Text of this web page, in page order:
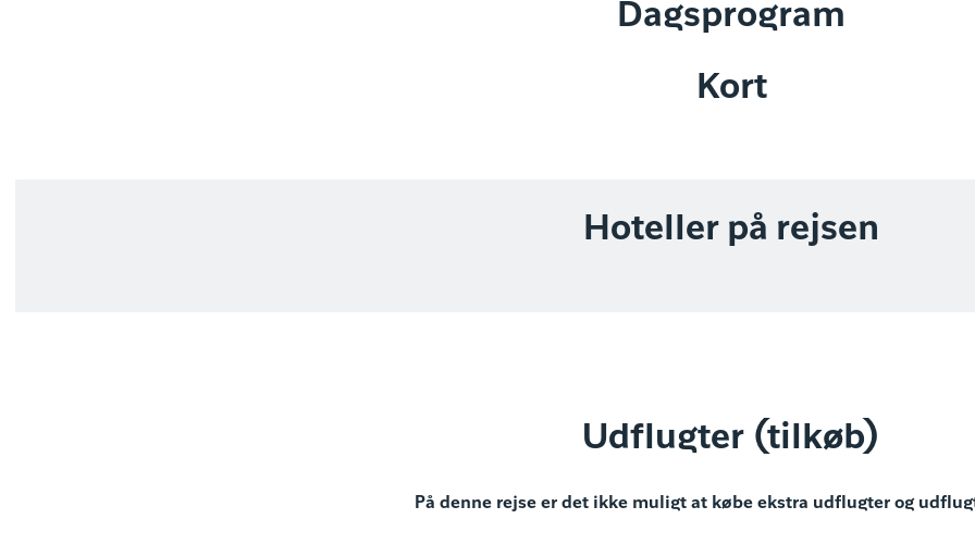
Dagsprogram
Kort
Hoteller på rejsen
Udflugter (tilkøb)
På denne rejse er det ikke muligt at købe ekstra udflugter og